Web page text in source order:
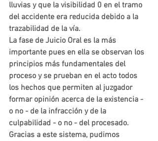
lluvias y que la visibilidad 0 en el tramo
del accidente era reducida debido a la
trazabilidad de la vía.
La fase de Juicio Oral es la más
importante pues en ella se observan los
principios más fundamentales del
proceso y se prueban en el acto todos
los hechos que permiten al juzgador
formar opinión acerca de la existencia -
o no - de la infracción y de la
culpabilidad - o no - del procesado.
Gracias a este sistema, pudimos